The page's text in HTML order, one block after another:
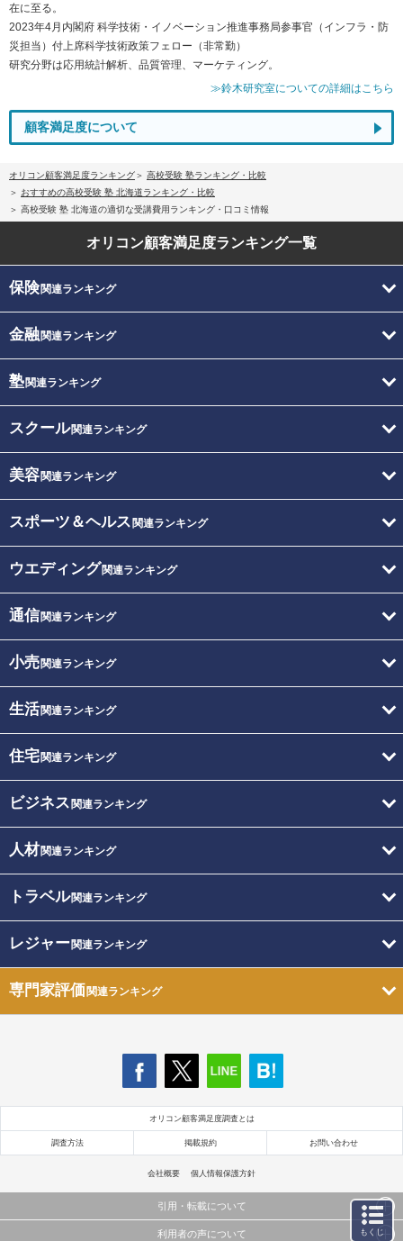
在に至る。
2023年4月内閣府 科学技術・イノベーション推進事務局参事官（インフラ・防
災担当）付上席科学技術政策フェロー（非常勤）
研究分野は応用統計解析、品質管理、マーケティング。
≫鈴木研究室についての詳細はこちら
顧客満足度について
オリコン顧客満足度ランキング
高校受験 塾ランキング・比較
おすすめの高校受験 塾 北海道ランキング・比較
高校受験 塾 北海道の適切な受講費用ランキング・口コミ情報
オリコン顧客満足度ランキング一覧
保険関連ランキング
金融関連ランキング
塾関連ランキング
スクール関連ランキング
美容関連ランキング
スポーツ＆ヘルス 関連ランキング
ウエディング関連ランキング
通信関連ランキング
小売関連ランキング
生活関連ランキング
住宅関連ランキング
ビジネス 関連ランキング
人材関連ランキング
トラベル関連ランキング
レジャー関連ランキング
専門家評価関連ランキング
オリコン顧客満足度調査とは
調査方法 掲載規約 お問い合わせ
会社概要 個人情報保護方針
引用・転載について
当サイトで公開されている情報（文字、写真、イラスト、画像データ等）及びこれらの配置・
利用者の声について もくじ